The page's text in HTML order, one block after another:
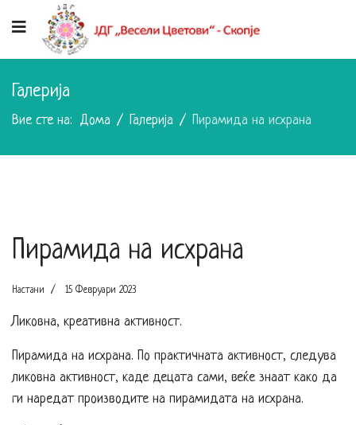
Галерија
Вие сте на: Дома Галерија Пирамида на исхрана
Пирамида на исхрана
Настани 15 Февруари 2023
Ликовна, креативна активност.
Пирамида на исхрана. По практичната активност, следува
ликовна активност, каде децата сами, веќе знаат како да
ги наредат производите на пирамидата на исхрана.